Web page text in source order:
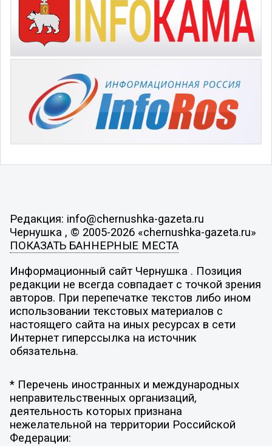
Редакция: info@chernushka-gazeta.ru
Чернушка , © 2005-2026 «chernushka-gazeta.ru»
ПОКАЗАТЬ БАННЕРНЫЕ МЕСТА
Информационный сайт Чернушка . Позиция
редакции не всегда совпадает с точкой зрения
авторов. При перепечатке текстов либо ином
использовании текстовых материалов с
настоящего сайта на иных ресурсах в сети
Интернет гиперссылка на источник
обязательна.
* Перечень иностранных и международных
неправительственных организаций,
деятельность которых признана
нежелательной на территории Российской
Федерации: